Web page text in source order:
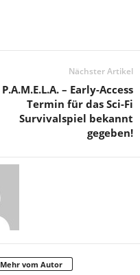
Nächster Artikel
P.A.M.E.L.A. – Early-Access
Termin für das Sci-Fi
Survivalspiel bekannt
gegeben!
Mehr vom Autor